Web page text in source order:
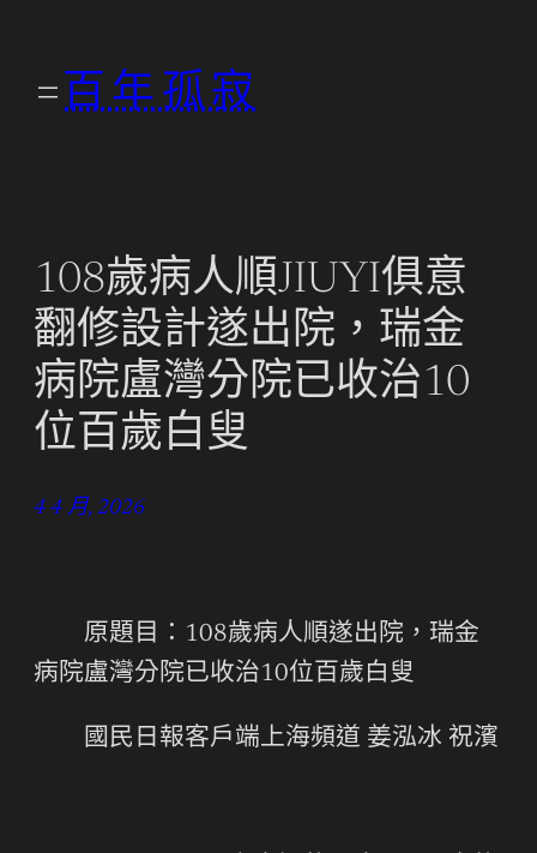
百年孤寂
108歲病人順JIUYI俱意
翻修設計遂出院，瑞金
病院盧灣分院已收治10
位百歲白叟
4 4 月, 2026
原題目：108歲病人順遂出院，瑞金
病院盧灣分院已收治10位百歲白叟
國民日報客戶端上海頻道 姜泓冰 祝濱